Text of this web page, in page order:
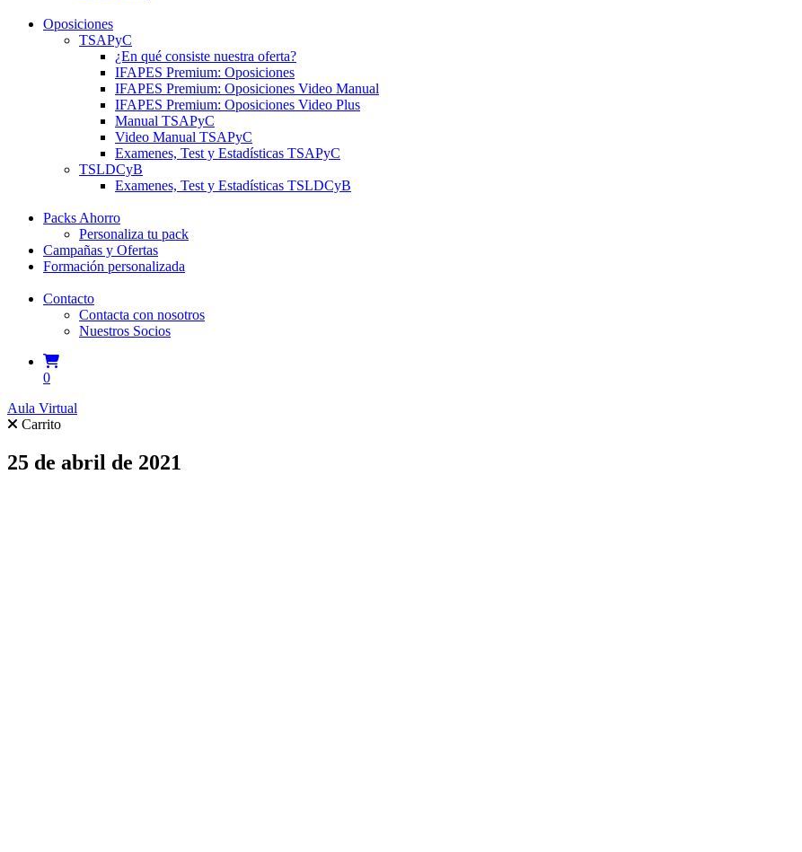
Oposiciones
TSAPyC
¿En qué consiste nuestra oferta?
IFAPES Premium: Oposiciones
IFAPES Premium: Oposiciones Video Manual
IFAPES Premium: Oposiciones Video Plus
Manual TSAPyC
Video Manual TSAPyC
Examenes, Test y Estadísticas TSAPyC
TSLDCyB
Examenes, Test y Estadísticas TSLDCyB
Packs Ahorro
Personaliza tu pack
Campañas y Ofertas
Formación personalizada
Contacto
Contacta con nosotros
Nuestros Socios
0
Aula Virtual
Carrito
25 de abril de 2021